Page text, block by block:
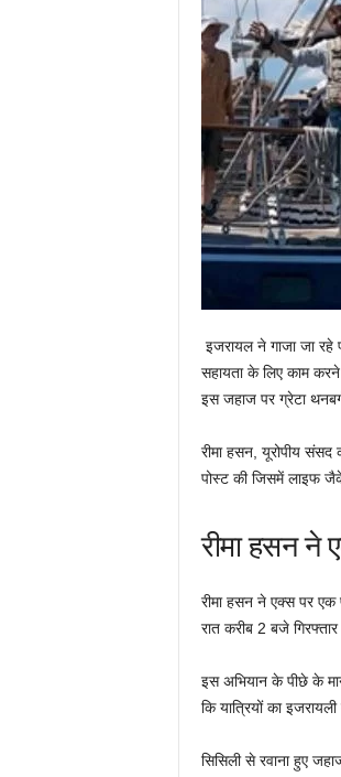
इजरायल ने गाजा जा रहे
सहायता के लिए काम करने
इस जहाज पर ग्रेटा
रीमा हसन, यूरोपीय संसद
पोस्ट की जिसमें लाइफ
रीमा हसन ने
रीमा हसन ने एक्स पर एक
रात करीब 2 बजे
इस अभियान के पीछे के
कि यात्रियों का
सिसिली से रवाना हुए